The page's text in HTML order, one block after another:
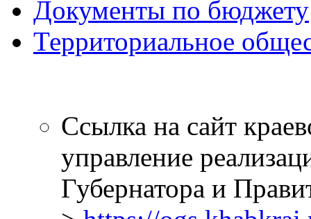
Документы по бюджету
Территориальное
Ссылка на сайт
управление
Губернатора и